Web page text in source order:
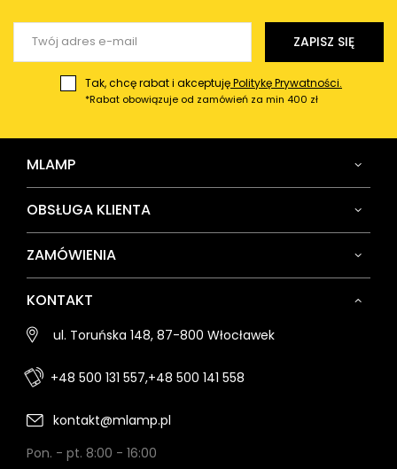
ZAPISZ SIĘ
Tak, chcę rabat i akceptujęPolitykę Prywatności.
*Rabat obowiązuje od zamówień za min 400 zł
MLAMP
OBSŁUGA KLIENTA
ZAMÓWIENIA
KONTAKT
ul. Toruńska 148, 87-800 Włocławek
+48 500 131 557,+48 500 141 558
kontakt@mlamp.pl
Pon. - pt. 8:00 - 16:00